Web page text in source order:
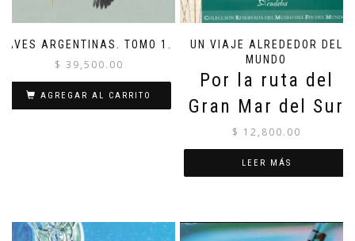
AVES ARGENTINAS. TOMO 1.
$ 39,500.00
AGREGAR AL CARRITO
UN VIAJE ALREDEDOR DEL
MUNDO
Por la ruta del
Gran Mar del Sur
$ 12,800.00
LEER MÁS